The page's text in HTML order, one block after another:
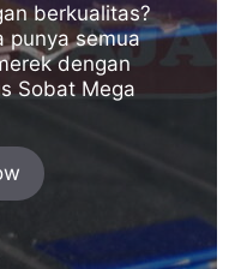
berkualitas?
punya semua
dengan
Sobat Mega